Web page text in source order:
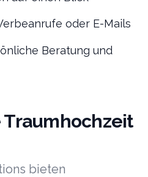
oder E-Mails
Beratung und
Traumhochzeit
bieten